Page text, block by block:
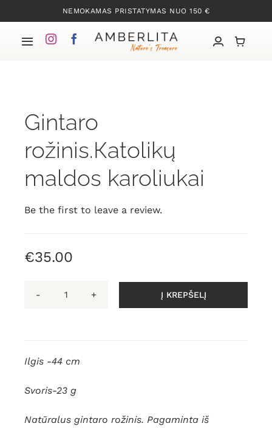
to
content
NEMOKAMAS PRISTATYMAS NUO 150 €
Toggle
Apie Gintarą
Mūsų istorija
Gintaro
rožinis.Каtolikų
maldos karoliukai
Be the first to leave a review.
€35.00
maldos
Į KREPŠELĮ
Ilgis -44 cm
Svoris-23 g
Natūralus gintaro rožinis. Pagaminta iš